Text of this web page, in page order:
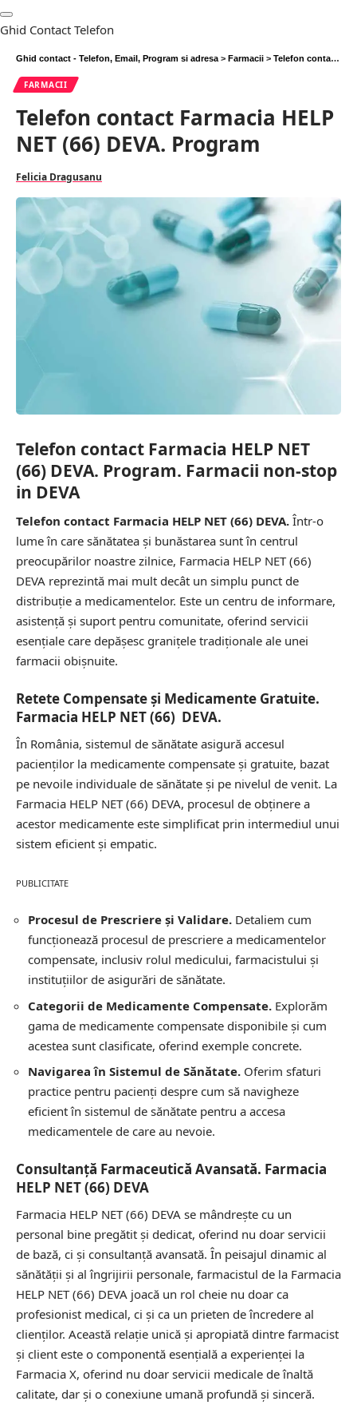
Ghid Contact Telefon
Ghid contact - Telefon, Email, Program si adresa > Farmacii > Telefon contact Farmacia HELP NET (66) DEVA. Program
FARMACII
Telefon contact Farmacia HELP
NET (66) DEVA. Program
Felicia Dragusanu
Telefon contact Farmacia HELP NET
(66) DEVA. Program. Farmacii non-stop
in DEVA
Telefon contact Farmacia HELP NET (66) DEVA. Într-o
lume în care sănătatea și bunăstarea sunt în centrul
preocupărilor noastre zilnice, Farmacia HELP NET (66)
DEVA reprezintă mai mult decât un simplu punct de
distribuție a medicamentelor. Este un centru de informare,
asistență și suport pentru comunitate, oferind servicii
esențiale care depășesc granițele tradiționale ale unei
farmacii obișnuite.
Retete Compensate și Medicamente Gratuite.
Farmacia HELP NET (66) DEVA.
În România, sistemul de sănătate asigură accesul
pacienților la medicamente compensate și gratuite, bazat
pe nevoile individuale de sănătate și pe nivelul de venit. La
Farmacia HELP NET (66) DEVA, procesul de obținere a
acestor medicamente este simplificat prin intermediul unui
sistem eficient și empatic.
PUBLICITATE
Procesul de Prescriere și Validare. Detaliem cum
funcționează procesul de prescriere a medicamentelor
compensate, inclusiv rolul medicului, farmacistului și
instituțiilor de asigurări de sănătate.
Categorii de Medicamente Compensate. Explorăm
gama de medicamente compensate disponibile și cum
acestea sunt clasificate, oferind exemple concrete.
Navigarea în Sistemul de Sănătate. Oferim sfaturi
practice pentru pacienți despre cum să navigheze
eficient în sistemul de sănătate pentru a accesa
medicamentele de care au nevoie.
Consultanță Farmaceutică Avansată. Farmacia
HELP NET (66) DEVA
Farmacia HELP NET (66) DEVA se mândrește cu un
personal bine pregătit și dedicat, oferind nu doar servicii
de bază, ci și consultanță avansată. În peisajul dinamic al
sănătății și al îngrijirii personale, farmacistul de la Farmacia
HELP NET (66) DEVA joacă un rol cheie nu doar ca
profesionist medical, ci și ca un prieten de încredere al
clienților. Această relație unică și apropiată dintre farmacist
și client este o componentă esențială a experienței la
Farmacia X, oferind nu doar servicii medicale de înaltă
calitate, dar și o conexiune umană profundă și sinceră.